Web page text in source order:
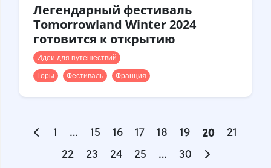
Легендарный фестиваль
Tomorrowland Winter 2024
готовится к открытию
Идеи для путешествий
Горы
Фестиваль Франция
1 … 15 16 17 18 19 20
21
22
23 24 25 … 30